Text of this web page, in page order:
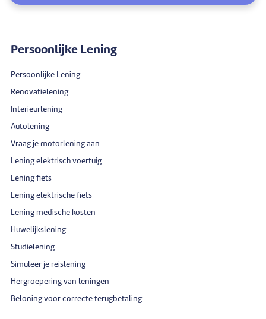
Persoonlijke Lening
Persoonlijke Lening
Renovatielening
Interieurlening
Autolening
Vraag je motorlening aan
Lening elektrisch voertuig
Lening fiets
Lening elektrische fiets
Lening medische kosten
Huwelijkslening
Studielening
Simuleer je reislening
Hergroepering van leningen
Beloning voor correcte terugbetaling